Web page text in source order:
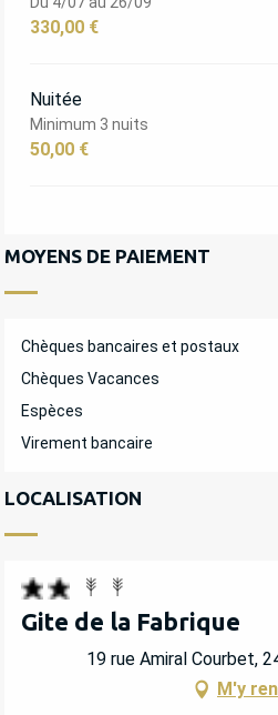
330,00 €
Nuitée
Minimum 3 nuits
50,00 €
MOYENS DE PAIEMENT
Chèques bancaires et postaux
Chèques Vacances
Espèces
Virement bancaire
LOCALISATION
Gite de la Fabrique
19 rue Amiral Courbet,
M'y